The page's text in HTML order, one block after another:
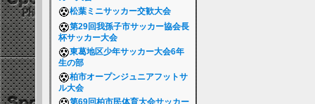
松葉ミニサッカー交歓大会
第29回我孫子市サッカー協会長
杯サッカー大会
東葛地区少年サッカー大会6年
生の部
柏市オープンジュニアフットサ
ル大会
第69回柏市民体育大会サッカー